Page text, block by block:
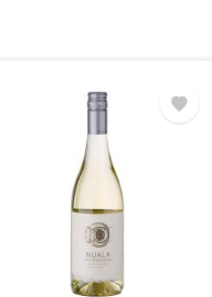
оснащен
производства